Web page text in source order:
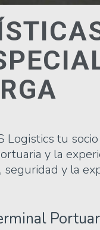
tu
y la
y la